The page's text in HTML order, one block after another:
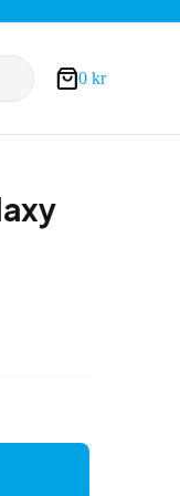
Varukorg
0 kr